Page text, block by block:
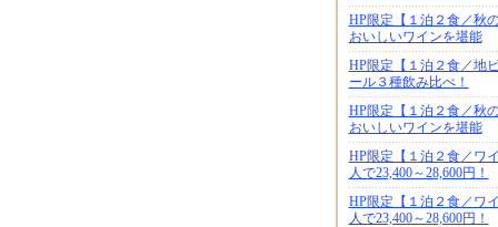
HP限定【１泊２食／秋
おいしいワインを堪能
HP限定【１泊２食／地
ール３種飲み比べ！
HP限定【１泊２食／秋
おいしいワインを堪能
HP限定【１泊２食／ワ
人で23,400～28,600円！
HP限定【１泊２食／ワ
人で23,400～28,600円！